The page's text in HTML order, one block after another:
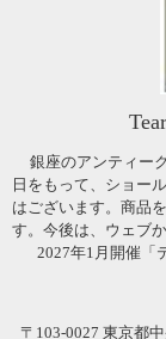
銀座のアンティー
日をもって、ショー
はございます。商品
す。今後は、ウェブ
2027年1月開催「
〒103-0027 東京都